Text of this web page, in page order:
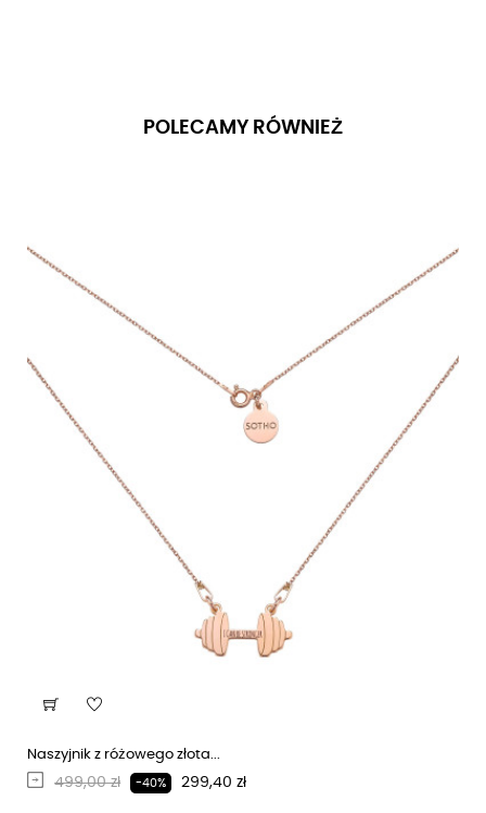
POLECAMY RÓWNIEŻ
Naszyjnik z różowego złota...
Regularna cena
499,00 zł -40% Cena
299,40 zł